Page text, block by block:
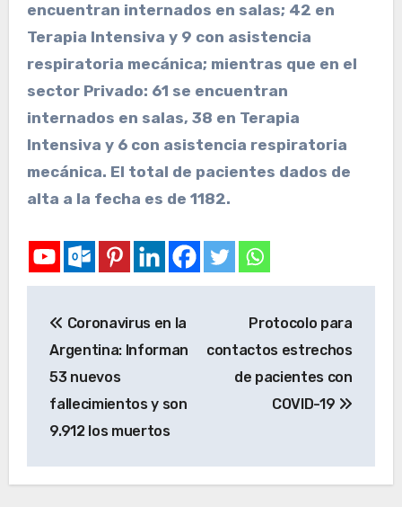
encuentran internados en salas; 42 en
Terapia Intensiva y 9 con asistencia
respiratoria mecánica; mientras que en el
sector Privado: 61 se encuentran
internados en salas, 38 en Terapia
Intensiva y 6 con asistencia respiratoria
mecánica. El total de pacientes dados de
alta a la fecha es de 1182.
Coronavirus en la
Argentina: Informan
53 nuevos
fallecimientos y son
9.912 los muertos
Protocolo para
contactos estrechos
de pacientes con
COVID-19